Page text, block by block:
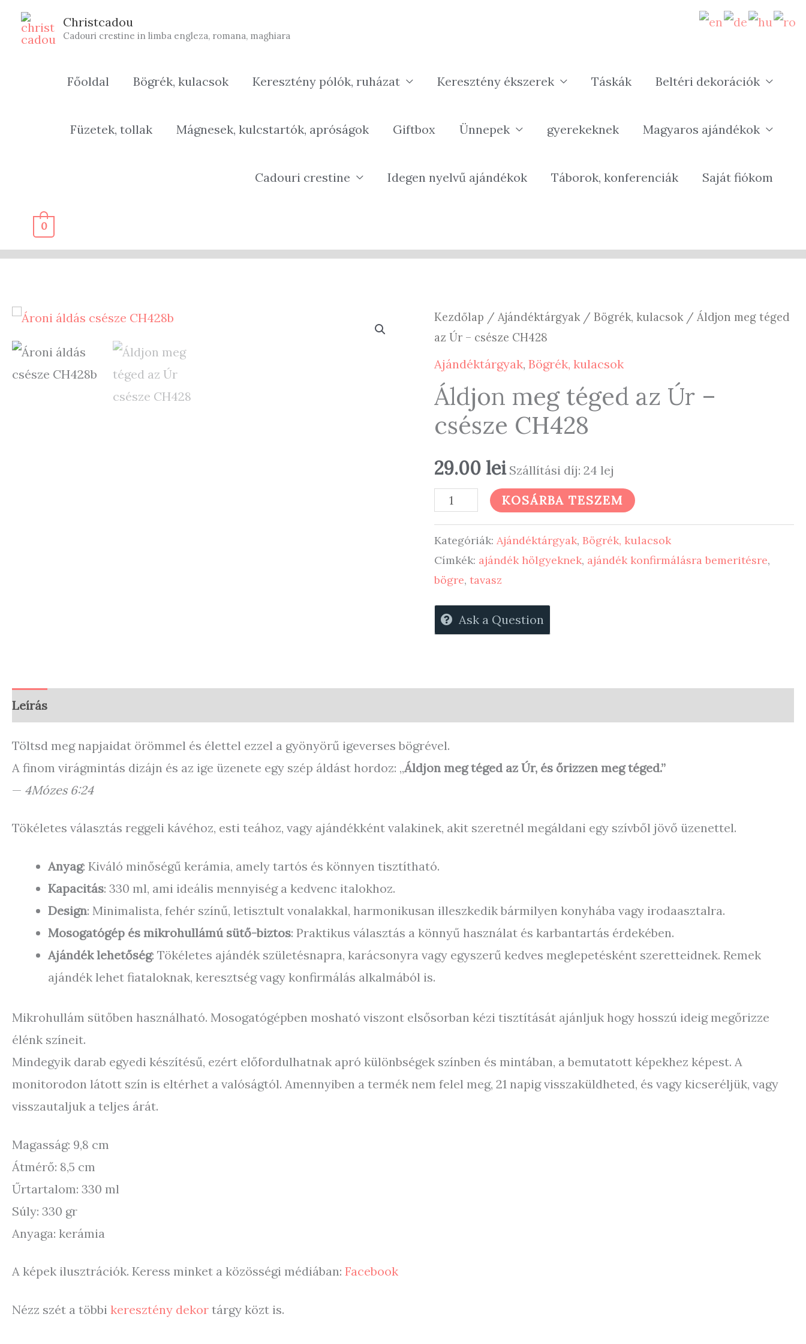
Skip
Christcadou
Cadouri crestine in limba engleza, romana, maghiara
Főoldal Bögrék, kulacsok Keresztény pólók, ruházat Keresztény ékszerek Táskák Beltéri dekorációk
Füzetek, tollak Mágnesek, kulcstartók, apróságok Giftbox Ünnepek gyerekeknek Magyaros ajándékok
Cadouri crestine Idegen nyelvű ajándékok Táborok, konferenciák Saját fiókom
0
Kezdőlap /Ajándéktárgyak/Bögrék, kulacsok/ Áldjon meg téged
az Úr – csésze CH428
Ajándéktárgyak,Bögrék, kulacsok
Áldjon meg téged az Úr –
csésze CH428
29.00 lei Szállítási díj: 24 lej
Áldjon
meg
téged
az
Úr
-
csésze
KOSÁRBA TESZEM
Kategóriák:Ajándéktárgyak,Bögrék, kulacsok
Címkék: ajándék hölgyeknek, ajándék konfirmálásra bemeritésre,
bögre,tavasz
Ask a Question
Leírás
Töltsd meg napjaidat örömmel és élettel ezzel a gyönyörű igeverses bögrével.
A finom virágmintás dizájn és az ige üzenete egy szép áldást hordoz: „Áldjon meg téged az Úr, és őrizzen meg téged.”
— 4Mózes 6:24
Tökéletes választás reggeli kávéhoz, esti teához, vagy ajándékként valakinek, akit szeretnél megáldani egy szívből jövő üzenettel.
Anyag: Kiváló minőségű kerámia, amely tartós és könnyen tisztítható.
Kapacitás: 330 ml, ami ideális mennyiség a kedvenc italokhoz.
Design: Minimalista, fehér színű, letisztult vonalakkal, harmonikusan illeszkedik bármilyen konyhába vagy irodaasztalra.
Mosogatógép és mikrohullámú sütő-biztos: Praktikus választás a könnyű használat és karbantartás érdekében.
Ajándék lehetőség: Tökéletes ajándék születésnapra, karácsonyra vagy egyszerű kedves meglepetésként szeretteidnek. Remek
ajándék lehet fiataloknak, keresztség vagy konfirmálás alkalmából is.
Mikrohullám sütőben használható. Mosogatógépben mosható viszont elsősorban kézi tisztítását ajánljuk hogy hosszú ideig megőrizze
élénk színeit.
Mindegyik darab egyedi készítésű, ezért előfordulhatnak apró különbségek színben és mintában, a bemutatott képekhez képest. A
monitorodon látott szín is eltérhet a valóságtól. Amennyiben a termék nem felel meg, 21 napig visszaküldheted, és vagy kicseréljük, vagy
visszautaljuk a teljes árát.
Magasság: 9,8 cm
Átmérő: 8,5 cm
Űrtartalom: 330 ml
Súly: 330 gr
Anyaga: kerámia
A képek ilusztrációk. Keress minket a közösségi médiában: Facebook
Nézz szét a többi keresztény dekor tárgy közt is.